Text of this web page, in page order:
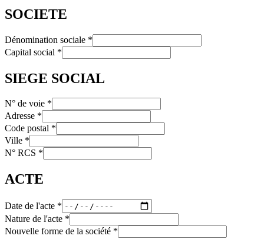
SOCIETE
Dénomination sociale *
Capital social *
SIEGE SOCIAL
N° de voie *
Adresse *
Code postal *
Ville *
N° RCS *
ACTE
Date de l'acte *
Nature de l'acte *
Nouvelle forme de la société *